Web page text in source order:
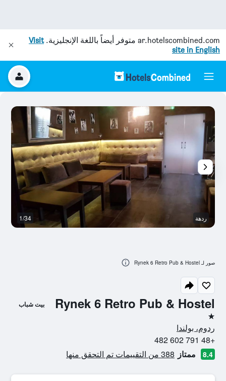
ar.hotelscombined.com متوفر أيضاً باللغة الإنجليزية.Visit
site in English
Rynek 6 Retro Pub & Hostel بيت شباب
نجمة واحدة
ردوم، بولندا
+48 791 602 482
8.4 ممتاز 388 من التقييمات تم التحقق منها
ردهة 1/34
صور لـ Rynek 6 Retro Pub & Hostel